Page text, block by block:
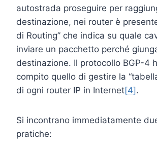
autostrada proseguire per
destinazione, nei router è
di Routing” che indica su quale
inviare un pacchetto perché
destinazione. Il protocollo BGP-4
compito quello di gestire la
di ogni router IP in Internet[4].
Si incontrano immediatamente
pratiche: